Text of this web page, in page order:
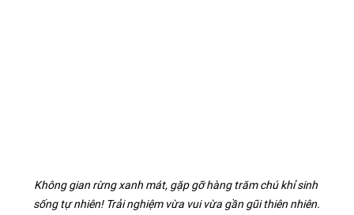
Không gian rừng xanh mát, gặp gỡ hàng trăm chú khỉ sinh
sống tự nhiên! Trải nghiệm vừa vui vừa gần gũi thiên nhiên.